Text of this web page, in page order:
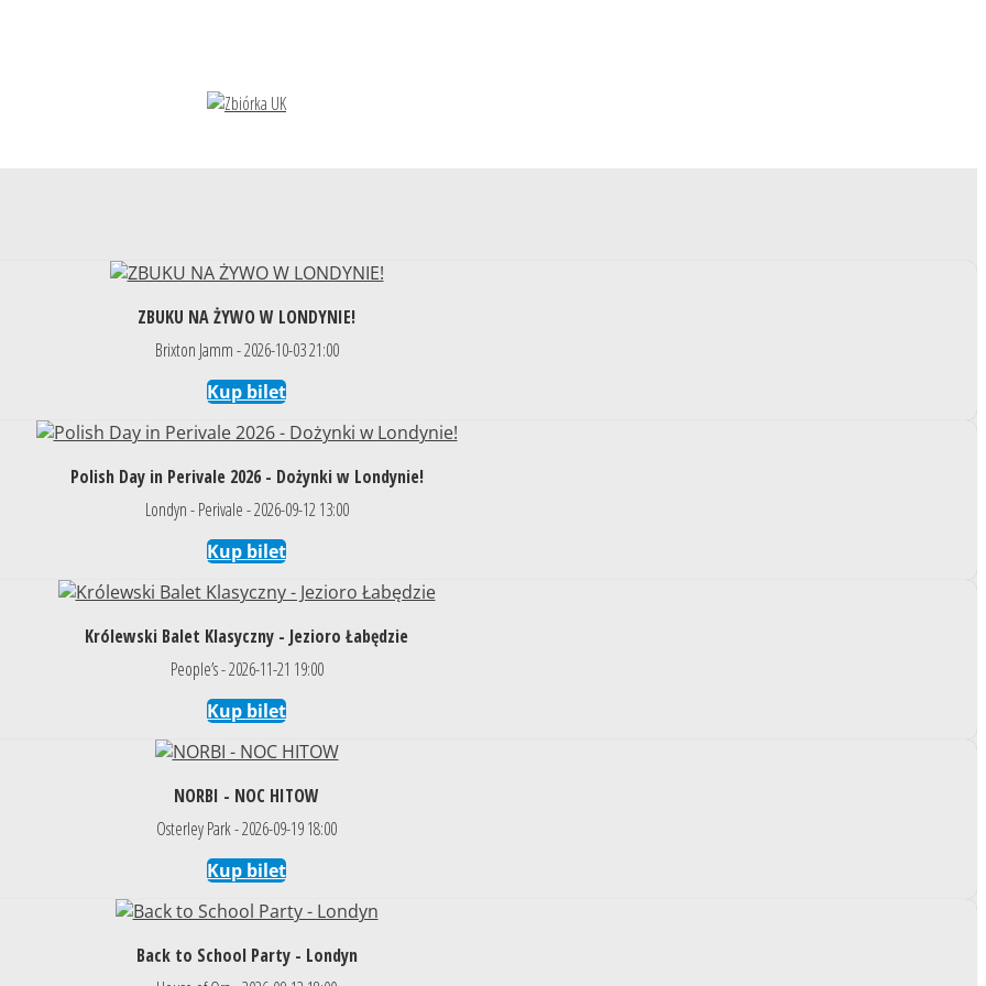
ZBUKU NA ŻYWO W LONDYNIE!
Brixton Jamm - 2026-10-03 21:00
Kup bilet
Polish Day in Perivale 2026 - Dożynki w Londynie!
Londyn - Perivale - 2026-09-12 13:00
Kup bilet
Królewski Balet Klasyczny - Jezioro Łabędzie
People’s - 2026-11-21 19:00
Kup bilet
NORBI - NOC HITOW
Osterley Park - 2026-09-19 18:00
Kup bilet
Back to School Party - Londyn